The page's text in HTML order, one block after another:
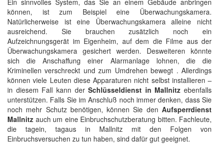
Ein sinnvolles System, das Sie an einem Gebäude anbringen
können, ist zum Beispiel eine Überwachungskamera.
Natürlicherweise ist eine Überwachungskamera alleine nicht
ausreichend. Sie brauchen zusätzlich noch ein
Aufzeichnungsgerät im Eigenheim, auf dem die Filme aus der
Überwachungskamera gesichert werden. Desweiteren könnte
sich die Anschaffung einer Alarmanlage lohnen, die die
Kriminellen verschreckt und zum Umdrehen bewegt . Allerdings
können viele Leuten diese Apparaturen nicht selbst installieren –
in diesem Fall kann derSchlüsseldienst in Mallnitz ebenfalls
unterstützen. Falls Sie im Anschluß noch immer denken, dass Sie
noch mehr Schutz benötigen, können Sie den Aufsperrdienst
Mallnitz auch um eine Einbruchschutzberatung bitten. Fachleute,
die tagein, tagaus in Mallnitz mit den Folgen von
Einbruchsversuchen zu tun haben, sind dafür gut geeignet.